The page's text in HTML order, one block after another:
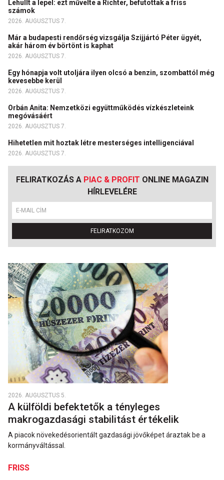
Lehullt a lepel: ezt művelte a Richter, befutottak a friss
számok
2026. AUGUSZTUS 7.
Már a budapesti rendőrség vizsgálja Szijjártó Péter ügyét,
akár három év börtönt is kaphat
2026. AUGUSZTUS 7.
Egy hónapja volt utoljára ilyen olcsó a benzin, szombattól még
kevesebbe kerül
2026. AUGUSZTUS 7.
Orbán Anita: Nemzetközi együttműködés vízkészleteink
megóvásáért
2026. AUGUSZTUS 7.
Hihetetlen mit hoztak létre mesterséges intelligenciával
2026. AUGUSZTUS 7.
FELIRATKOZÁS A PIAC & PROFIT ONLINE MAGAZIN
HÍRLEVELÉRE
FELIRATKOZOM
2026. AUGUSZTUS 5.
A külföldi befektetők a tényleges
makrogazdasági stabilitást értékelik
A piacok növekedésorientált gazdasági jövőképet áraztak be a
kormányváltással.
FRISS